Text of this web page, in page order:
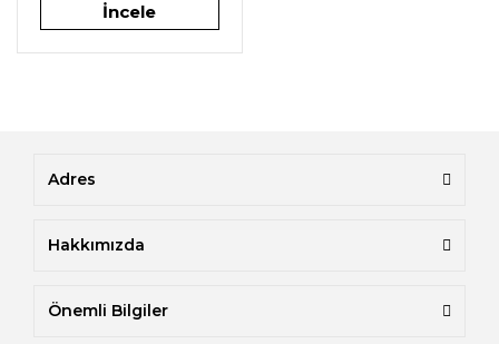
İncele
Adres
Hakkımızda
Önemli Bilgiler